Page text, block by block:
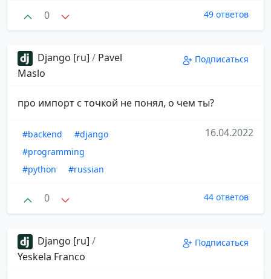
0 49 ответов
Django [ru] / Pavel
Maslo
Подписаться
про импорт с точкой не понял, о чем ты?
#backend
#django
#programming
#python
#russian
16.04.2022
0 44 ответов
Django [ru] /
Yeskela Franco
Подписаться